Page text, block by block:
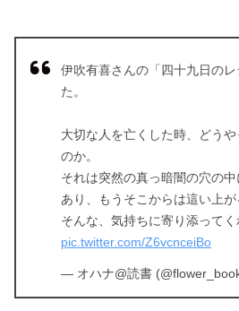
伊吹有喜さんの「四十九日の
た。
大切な人を亡くした時、どう
のか。
それは突然の真っ暗闇の穴の
あり、もうそこからは這い上が
そんな、気持ちに寄り添ってく
pic.twitter.com/Z6vcnceiBo
— オハナ@読書